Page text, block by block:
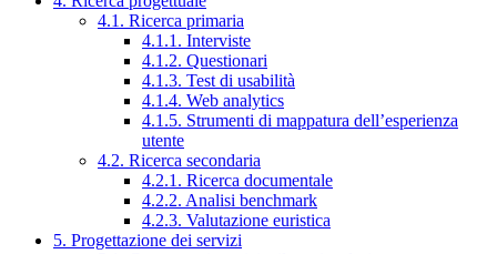
4.1. Ricerca primaria
4.1.1. Interviste
4.1.2. Questionari
4.1.3. Test di usabilità
4.1.4. Web analytics
4.1.5. Strumenti di mappatura dell’esperienza
utente
4.2. Ricerca secondaria
4.2.1. Ricerca documentale
4.2.2. Analisi benchmark
4.2.3. Valutazione euristica
5. Progettazione dei servizi